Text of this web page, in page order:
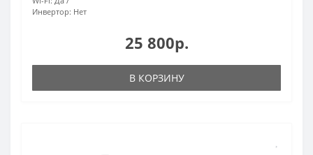
Инвертор: Нет
25 800р.
В КОРЗИНУ